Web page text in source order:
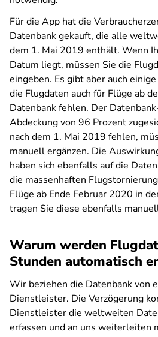
Für die App hat die
Datenbank gekauft, die alle
dem 1. Mai 2019 enthält. Wenn
Datum liegt, müssen Sie die
eingeben. Es gibt aber auch
die Flugdaten auch für Flüge ab
Datenbank fehlen. Der
Abdeckung von 96 Prozent
nach dem 1. Mai 2019 fehlen,
manuell ergänzen. Die
haben sich ebenfalls auf die
die massenhaften
Flüge ab Ende Februar 2020 in
tragen Sie diese ebenfalls
Warum werden
Stunden automatisch
Wir beziehen die Datenbank von
Dienstleister. Die Verzögerung
Dienstleister die weltweiten
erfassen und an uns weiterleiten